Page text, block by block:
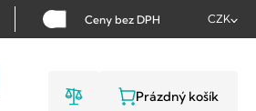
Ceny bez DPH CZK
NÁKUPNÍ
Prázdný košík